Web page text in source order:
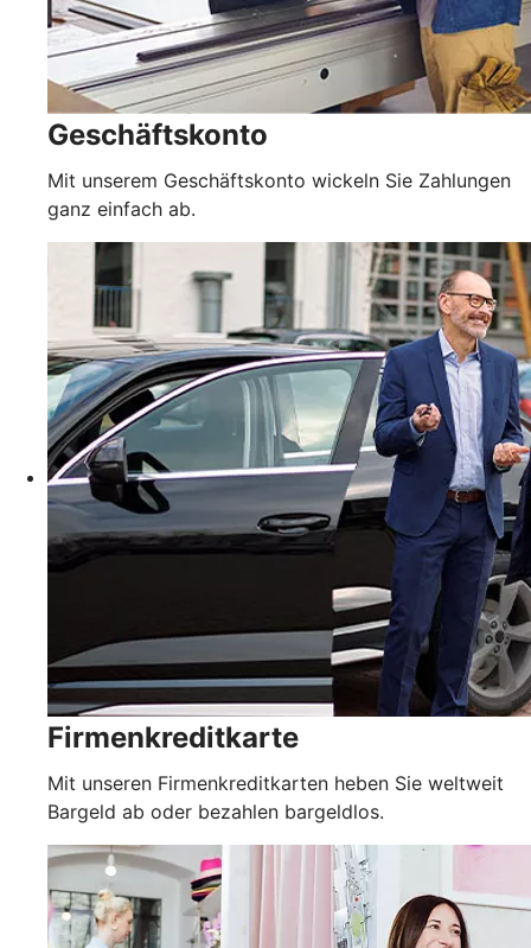
Geschäftskonto
Mit unserem Geschäftskonto wickeln Sie Zahlungen
ganz einfach ab.
Firmenkreditkarte
Mit unseren Firmenkreditkarten heben Sie weltweit
Bargeld ab oder bezahlen bargeldlos.